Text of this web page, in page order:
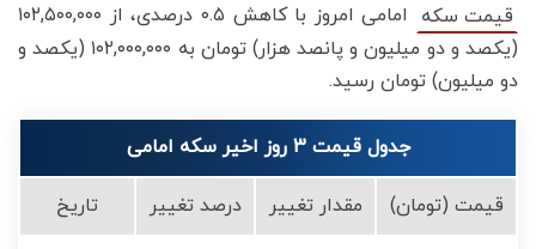
قیمت سکه
امامی امروز با کاهش ۰.۵ درصدی، از ۱۰۲,۵۰۰,۰۰۰
(یکصد و دو میلیون و پانصد هزار) تومان به ۱۰۲,۰۰۰,۰۰۰ (یکصد و
دو میلیون) تومان رسید.
جدول قیمت 3 روز اخیر سکه امامی
قیمت (تومان) مقدار تغییر درصد تغییر تاریخ